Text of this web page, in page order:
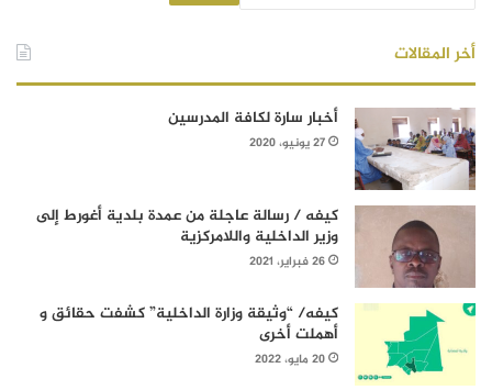
أخر المقالات
أخبار سارة لكافة المدرسين
27 يونيو، 2020
كيفه / رسالة عاجلة من عمدة بلدية أغورط إلى
وزير الداخلية واللامركزية
26 فبراير، 2021
كيفه/ “وثيقة وزارة الداخلية” كشفت حقائق و
أهملت أخرى
20 مايو، 2022